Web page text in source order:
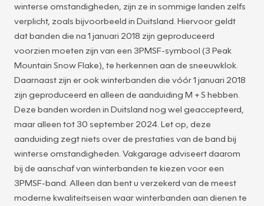
winterse omstandigheden, zijn ze in sommige landen zelfs
verplicht, zoals bijvoorbeeld in Duitsland. Hiervoor geldt
dat banden die na 1 januari 2018 zijn geproduceerd
voorzien moeten zijn van een 3PMSF-symbool (3 Peak
Mountain Snow Flake), te herkennen aan de sneeuwklok.
Daarnaast zijn er ook winterbanden die vóór 1 januari 2018
zijn geproduceerd en alleen de aanduiding M + S hebben.
Deze banden worden in Duitsland nog wel geaccepteerd,
maar alleen tot 30 september 2024. Let op, deze
aanduiding zegt niets over de prestaties van de band bij
winterse omstandigheden. Vakgarage adviseert daarom
bij de aanschaf van winterbanden te kiezen voor een
3PMSF-band. Alleen dan bent u verzekerd van de meest
moderne kwaliteitseisen waar winterbanden aan dienen te